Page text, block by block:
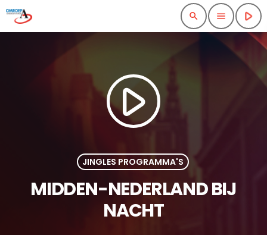
search menu play_arrow
play_arrow
JINGLES PROGRAMMA'S
MIDDEN-NEDERLAND BIJ
NACHT